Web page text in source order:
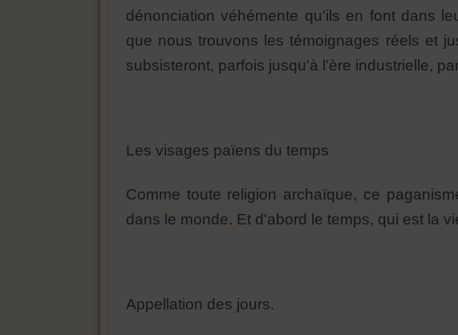
dénonciation véhémente qu'ils en font dans
que nous trouvons les témoignages réels et
subsisteront, parfois jusqu'à l'ère industrielle,
Les visages païens du temps
Comme toute religion archaïque, ce
dans le monde. Et d'abord le temps, qui est la
Appellation des jours.